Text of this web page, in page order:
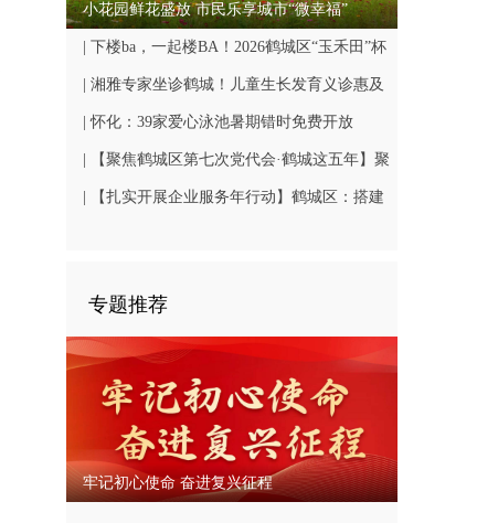
小花园鲜花盛放 市民乐享城市“微幸福”
| 下楼ba，一起楼BA！2026鹤城区“玉禾田”杯
楼BA联赛8月7日开赛
| 湘雅专家坐诊鹤城！儿童生长发育义诊惠及
众多家庭
| 怀化：39家爱心泳池暑期错时免费开放
| 【聚焦鹤城区第七次党代会·鹤城这五年】聚
焦民生关切 书写幸福答卷
| 【扎实开展企业服务年行动】鹤城区：搭建
专题推荐
牢记初心使命 奋进复兴征程